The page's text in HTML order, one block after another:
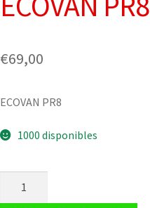
€69,00
ECOVAN PR8
1000 disponibles